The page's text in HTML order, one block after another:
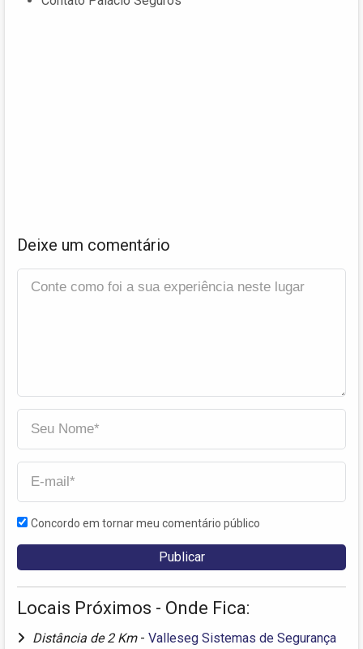
Deixe um comentário
Concordo em tornar meu comentário público
Locais Próximos - Onde Fica:
Distância de 2 Km - Valleseg Sistemas de Segurança